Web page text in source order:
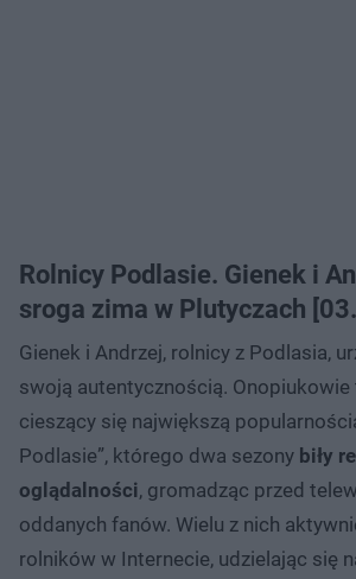
Rolnicy Podlasie. Gienek i
sroga zima w Plutyczach
Gienek i Andrzej, rolnicy z Podlasia,
swoją autentycznością.
cieszący się największą
Podlasie”, którego dwa sezony biły
oglądalności, gromadząc przed
oddanych fanów. Wielu z nich
rolników w Internecie, udzielając się